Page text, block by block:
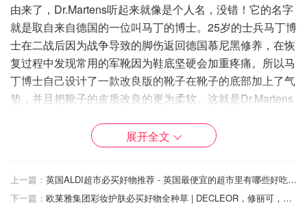
由来了，Dr.Martens听起来就像是个人名，没错！它的名字
就是取自来自德国的一位叫马丁的博士。25岁的士兵马丁博
士在二战后因为战争导致的脚伤返回德国慕尼黑修养，在恢
复过程中发现常用的军靴因为鞋底坚硬会加重疼痛。所以马
丁博士自己设计了一款改良版的靴子在靴子的底部加上了气
垫，并且把靴子的皮质改良的更为柔软。这就是Dr.Martens
展开全文
上一篇：
英国ALDI超市必买好物推荐 - 英国最便宜的超市里有哪些好吃的？
下一篇：
欧莱雅集团彩妆护肤必买好物全种草 | DECLEOR，修丽可，理肤泉，阿玛尼，科颜氏····